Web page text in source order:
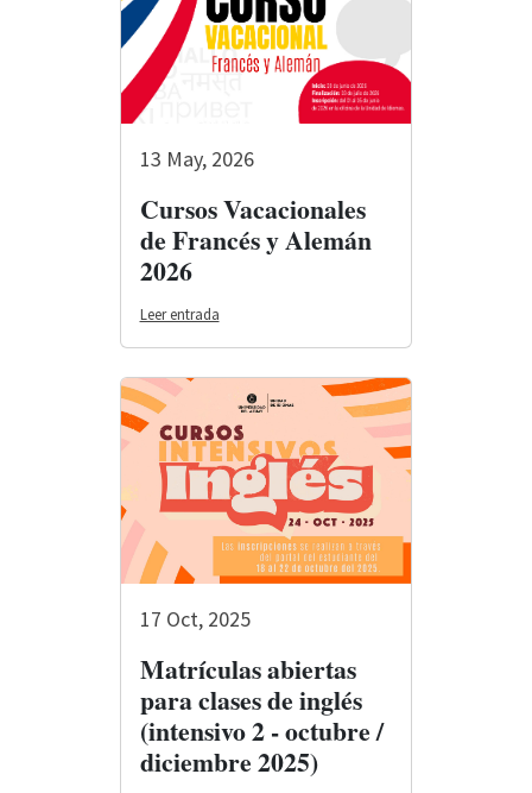
13 May, 2026
Cursos Vacacionales
de Francés y Alemán
2026
Leer entrada
17 Oct, 2025
Matrículas abiertas
para clases de inglés
(intensivo 2 - octubre /
diciembre 2025)